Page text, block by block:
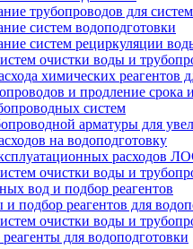
трубопроводов для
систем водоподготовки
систем рециркуляции
очистки воды и
химических реагентов
и продление срока
систем
арматуры для
на водоподготовку
расходов
очистки воды и
вод и подбор реагентов
подбор реагентов для
очистки воды и
для водоподготовки